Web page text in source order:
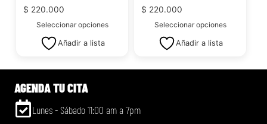
$ 220.000
Seleccionar opciones
Añadir a lista
$ 220.000
Seleccionar opciones
Añadir a lista
AGENDA TU CITA
Lunes - Sábado 11:00 am a 7pm